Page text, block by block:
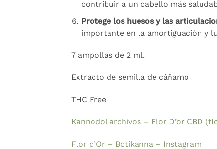
contribuir a un cabello más
Protege los huesos y las
importante en la amortiguación y
7 ampollas de 2 ml.
Extracto de semilla de cáñamo
THC Free
Kannodol archivos – Flor D’or CBD
Flor d’Or – Botikanna – Instagram